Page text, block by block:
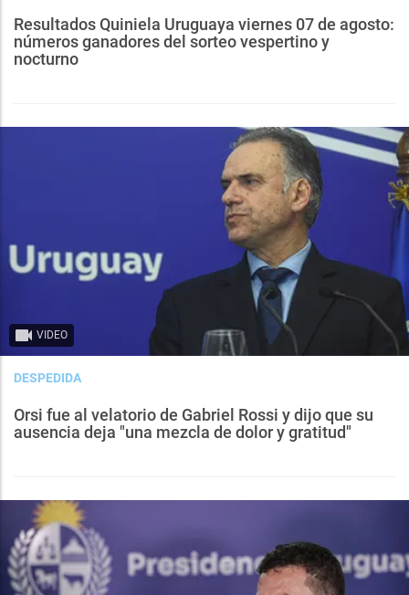
Resultados Quiniela Uruguaya viernes 07 de agosto:
números ganadores del sorteo vespertino y
nocturno
VIDEO
DESPEDIDA
Orsi fue al velatorio de Gabriel Rossi y dijo que su
ausencia deja "una mezcla de dolor y gratitud"